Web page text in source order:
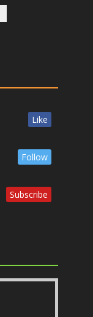
Like
Follow
Subscribe